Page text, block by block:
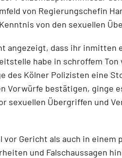
von Regierungschefin
von den sexuellen
dass ihr inmitten
habe in schroffem
des Kölner Polizisten eine
Vorwürfe bestätigen, ginge
sexuellen Übergriffen und
Gericht als auch in einem
und Falschaussagen